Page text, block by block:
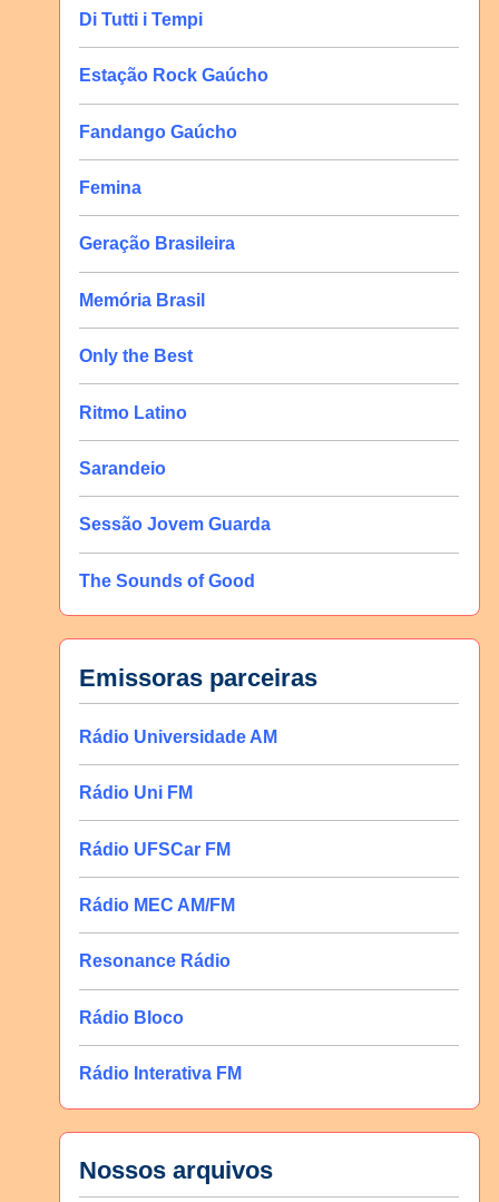
Di Tutti i Tempi
Estação Rock Gaúcho
Fandango Gaúcho
Femina
Geração Brasileira
Memória Brasil
Only the Best
Ritmo Latino
Sarandeio
Sessão Jovem Guarda
The Sounds of Good
Emissoras parceiras
Rádio Universidade AM
Rádio Uni FM
Rádio UFSCar FM
Rádio MEC AM/FM
Resonance Rádio
Rádio Bloco
Rádio Interativa FM
Nossos arquivos